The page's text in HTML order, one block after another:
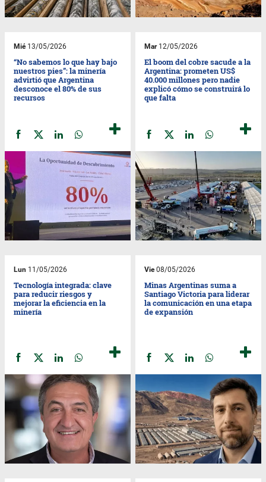
Mié13/05/2026
“No sabemos lo que hay bajo
nuestros pies”: la minería
advirtió que Argentina
desconoce el 80% de sus
recursos
Mar12/05/2026
El boom del cobre sacude a la
Argentina: prometen US$
40.000 millones pero nadie
explicó cómo se construirá lo
que falta
Lun 11/05/2026
Tecnología integrada: clave
para reducir riesgos y
mejorar la eficiencia en la
minería
Vie08/05/2026
Minas Argentinas suma a
Santiago Victoria para liderar
la comunicación en una etapa
de expansión